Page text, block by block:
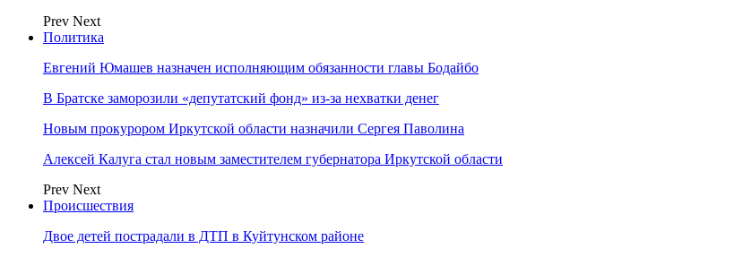
Prev Next
Политика
Евгений Юмашев назначен исполняющим обязанности главы Бодайбо
В Братске заморозили «депутатский фонд» из‑за нехватки денег
Новым прокурором Иркутской области назначили Сергея Паволина
Алексей Калуга стал новым заместителем губернатора Иркутской области
Prev Next
Происшествия
Двое детей пострадали в ДТП в Куйтунском районе